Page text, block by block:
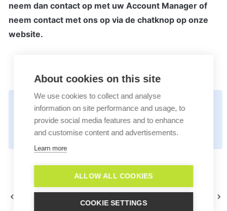
neem dan contact op met uw Account Manager of
neem contact met ons op via de chatknop op onze
website.
Read in English:
https://docs.userlike.com/features/ai-
automation-hub/workflows/api-connection
About cookies on this site
We use cookies to collect and analyse
information on site performance and usage, to
provide social media features and to enhance
and customise content and advertisements.
Learn more
ALLOW ALL COOKIES
COOKIE SETTINGS